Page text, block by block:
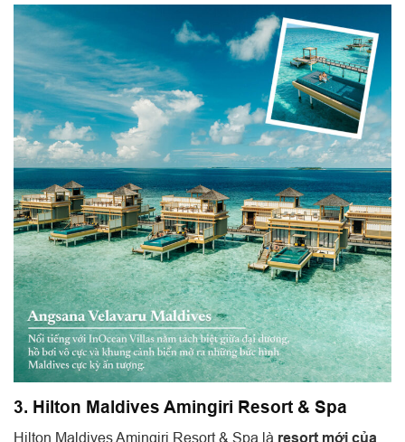
3. Hilton Maldives Amingiri Resort & Spa
Hilton Maldives Amingiri Resort & Spa là resort mới của